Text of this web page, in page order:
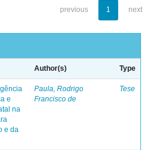
previous 1 next
Author(s) Type
e
na
e da
Paula, Rodrigo
Francisco de
Tese